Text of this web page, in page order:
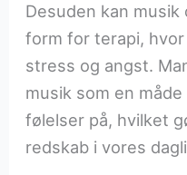
Desuden kan
form for terapi,
stress og angst.
musik som en
følelser på, hvilket
redskab i vores